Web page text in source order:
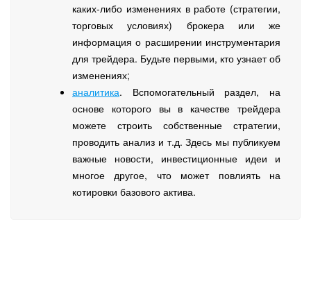
каких-либо изменениях в работе (стратегии,
торговых условиях) брокера или же
информация о расширении инструментария
для трейдера. Будьте первыми, кто узнает об
изменениях;
аналитика. Вспомогательный раздел, на
основе которого вы в качестве трейдера
можете строить собственные стратегии,
проводить анализ и т.д. Здесь мы публикуем
важные новости, инвестиционные идеи и
многое другое, что может повлиять на
котировки базового актива.